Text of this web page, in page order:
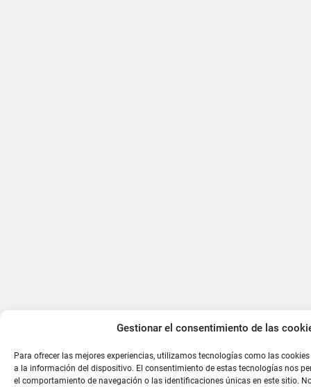
Gestionar el consentimiento de las
Para ofrecer las mejores experiencias, utilizamos tecnologías como las
a la información del dispositivo. El consentimiento de estas tecnologías nos
el comportamiento de navegación o las identificaciones únicas en este sitio.